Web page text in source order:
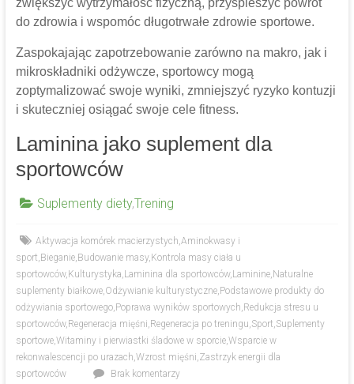
zwiększyć wytrzymałość fizyczną, przyspieszyć powrót
do zdrowia i wspomóc długotrwałe zdrowie sportowe.
Zaspokajając zapotrzebowanie zarówno na makro, jak i
mikroskładniki odżywcze, sportowcy mogą
zoptymalizować swoje wyniki, zmniejszyć ryzyko kontuzji
i skuteczniej osiągać swoje cele fitness.
Laminina jako suplement dla
sportowców
Suplementy diety,Trening
Aktywacja komórek macierzystych,Aminokwasy i
sport, Bieganie, Budowanie masy, Kontrola masy ciała u
sportowców, Kulturystyka, Laminina dla sportowców, Laminine, Naturalne
suplementy białkowe,Odżywianie kulturystyczne, Podstawowe produkty do
odżywiania sportowego, Poprawa wyników sportowych, Redukcja stresu u
sportowców, Regeneracja mięśni, Regeneracja po treningu,Sport,Suplementy
sportowe,Witaminy i pierwiastki śladowe w sporcie,Wsparcie w
rekonwalescencji po urazach,Wzrost mięśni,Zastrzyk energii dla
sportowców
Brak komentarzy